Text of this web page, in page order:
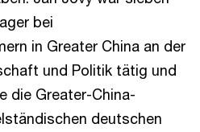
bei
in Greater China an der
und Politik tätig und
die Greater-China-
deutschen